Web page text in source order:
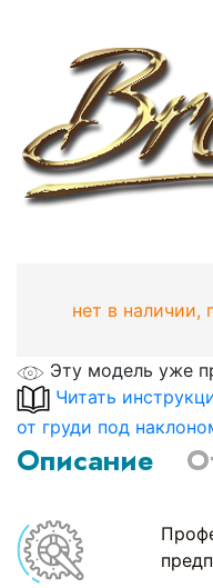
нет в наличии,
Эту модель уже
Читать
от груди под
Описание